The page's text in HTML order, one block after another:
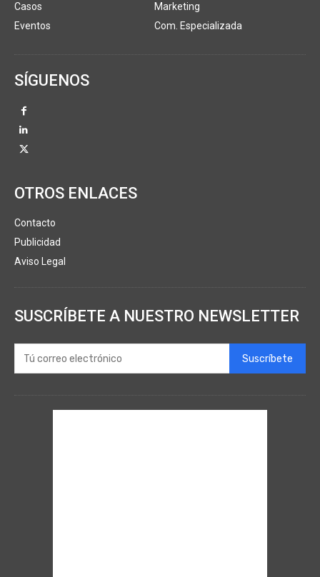
Casos
Eventos
Marketing
Com. Especializada
SÍGUENOS
OTROS ENLACES
Contacto
Publicidad
Aviso Legal
SUSCRÍBETE A NUESTRO NEWSLETTER
Suscríbete